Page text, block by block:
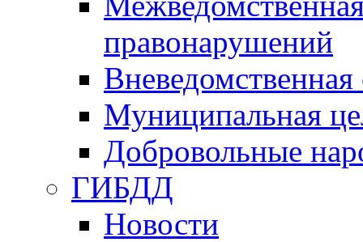
правонарушений
Вневедомственная
Муниципальная
Добровольные
ГИБДД
Новости